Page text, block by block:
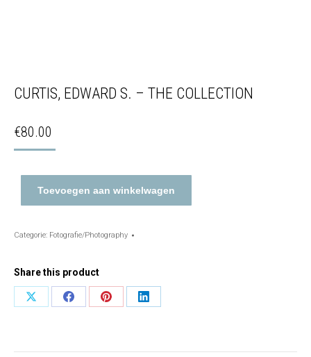
CURTIS, EDWARD S. – THE COLLECTION
€80.00
Toevoegen aan winkelwagen
Categorie: Fotografie/Photography
Share this product
Share
Share
Share
Share